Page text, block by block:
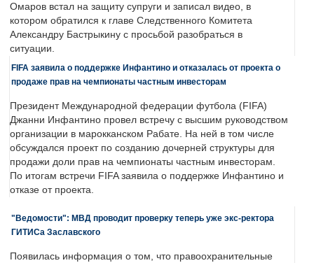
Омаров встал на защиту супруги и записал видео, в
котором обратился к главе Следственного Комитета
Александру Бастрыкину с просьбой разобраться в
ситуации.
FIFA заявила о поддержке Инфантино и отказалась от проекта о
продаже прав на чемпионаты частным инвесторам
Президент Международной федерации футбола (FIFA)
Джанни Инфантино провел встречу с высшим руководством
организации в марокканском Рабате. На ней в том числе
обсуждался проект по созданию дочерней структуры для
продажи доли прав на чемпионаты частным инвесторам.
По итогам встречи FIFA заявила о поддержке Инфантино и
отказе от проекта.
"Ведомости": МВД проводит проверку теперь уже экс-ректора
ГИТИСа Заславского
Появилась информация о том, что правоохранительные